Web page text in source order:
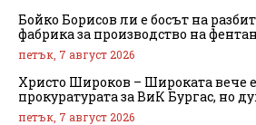
Бойко Борисов ли е босът на
фабрика за производство на
петък, 7 август 2026
Христо Широков – Широката вече
прокуратурата за ВиК Бургас, но
петък, 7 август 2026